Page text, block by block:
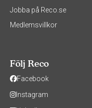
Jobba på Reco.se
Medlemsvillkor
Följ Reco
Facebook
Instagram